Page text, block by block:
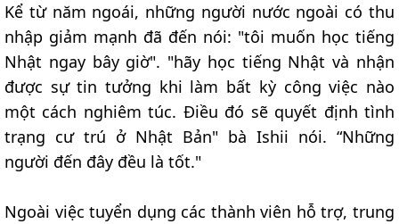
Kể từ năm ngoái, những người nước ngoài có thu
nhập giảm mạnh đã đến nói: "tôi muốn học tiếng
Nhật ngay bây giờ". "hãy học tiếng Nhật và nhận
được sự tin tưởng khi làm bất kỳ công việc nào
một cách nghiêm túc. Điều đó sẽ quyết định tình
trạng cư trú ở Nhật Bản" bà Ishii nói. “Những
người đến đây đều là tốt."
Ngoài việc tuyển dụng các thành viên hỗ trợ, trung